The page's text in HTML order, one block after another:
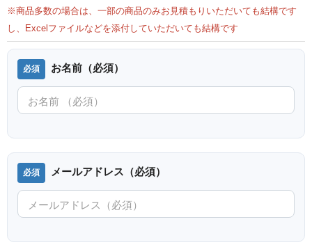
※商品多数の場合は、一部の商品のみお見積もりいただいても結構です
し、Excelファイルなどを添付していただいても結構です
お名前（必須）
メールアドレス（必須）